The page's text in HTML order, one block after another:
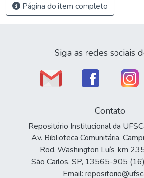
Página do item completo
Siga as redes sociais
Contato
Repositório Institucional da
Av. Biblioteca Comunitária,
Rod. Washington Luís, km
São Carlos, SP, 13565-905
Email: